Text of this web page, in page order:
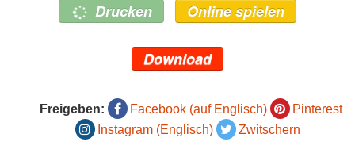
Drucken Online spielen
Download
Freigeben: Facebook (auf Englisch)
Pinterest
Instagram (Englisch)
Zwitschern